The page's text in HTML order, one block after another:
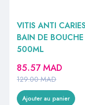
VITIS ANTI CARIES
BAIN DE BOUCHE
500ML
129.00MAD
85.57MAD
Ajouter au panier